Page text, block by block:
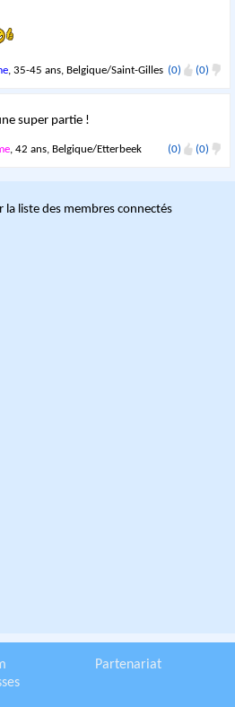
, 35-45 ans, Belgique/Saint-Gilles (0) (0)
super partie !
, 42 ans, Belgique/Etterbeek (0) (0)
liste des membres connectés
Partenariat